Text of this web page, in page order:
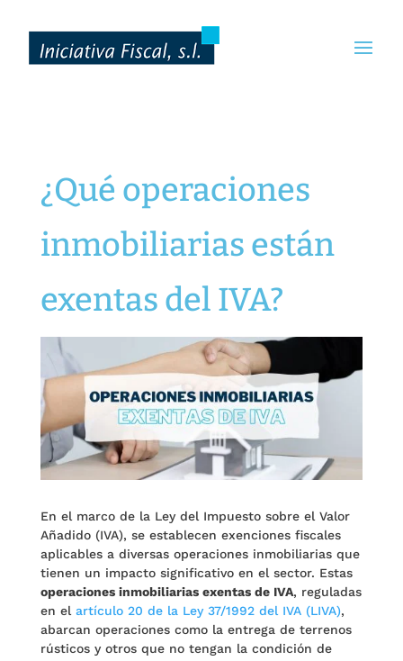
¿Qué operaciones
inmobiliarias están
exentas del IVA?
En el marco de la Ley del Impuesto sobre el Valor
Añadido (IVA), se establecen exenciones fiscales
aplicables a diversas operaciones inmobiliarias que
tienen un impacto significativo en el sector. Estas
operaciones inmobiliarias exentas de IVA, reguladas
en el artículo 20 de la Ley 37/1992 del IVA (LIVA),
abarcan operaciones como la entrega de terrenos
rústicos y otros que no tengan la condición de